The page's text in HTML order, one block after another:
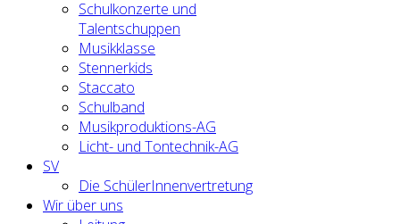
Schulkonzerte und
Talentschuppen
Musikklasse
Stennerkids
Staccato
Schulband
Musikproduktions-AG
Licht- und Tontechnik-AG
SV
Die SchülerInnenvertretung
Wir über uns